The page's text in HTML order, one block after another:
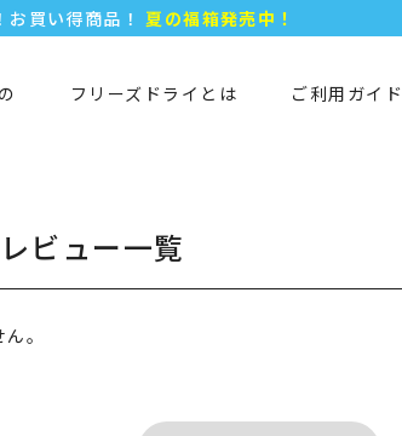
買い得商品！ 夏の福箱発売中！
すぐ使える 500ポイント プレゼント！
フリーズドライとは ご利用ガイド
ビュー一覧
。